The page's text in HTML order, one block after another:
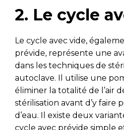
2. Le cycle
Le cycle avec vide,
prévide, représente une
dans les techniques de
autoclave. Il utilise une
éliminer la totalité de l’air
stérilisation avant d’y faire
d’eau. Il existe deux
cycle avec prévide simple